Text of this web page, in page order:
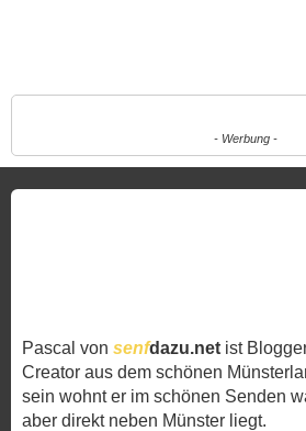
- Werbung -
Pascal von senfdazu.net ist
Creator aus dem schönen
sein wohnt er im schönen Senden
aber direkt neben Münster liegt.